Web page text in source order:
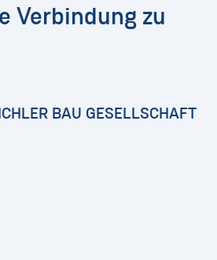
Verbindung zu
BAU GESELLSCHAFT